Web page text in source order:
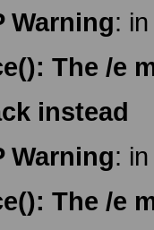
Warning:
The /e
instead
Warning:
The /e